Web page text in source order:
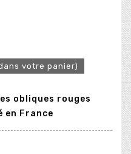
votre panier)
obliques rouges
en France